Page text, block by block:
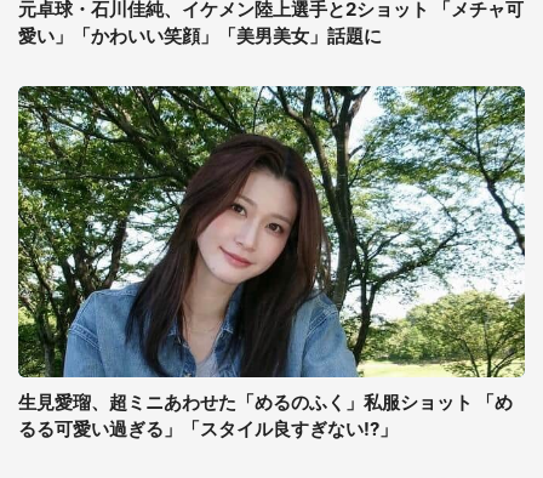
元卓球・石川佳純、イケメン陸上選手と2ショット 「メチャ可
愛い」「かわいい笑顔」「美男美女」話題に
生見愛瑠、超ミニあわせた「めるのふく」私服ショット 「め
るる可愛い過ぎる」「スタイル良すぎない!?」